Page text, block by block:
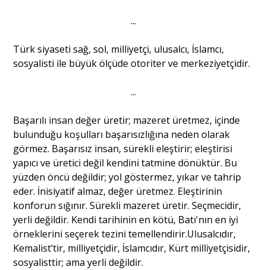
...
Türk siyaseti sağ, sol, milliyetçi, ulusalcı, İslamcı,
sosyalisti ile büyük ölçüde otoriter ve merkeziyetçidir.
...
Başarılı insan değer üretir; mazeret üretmez, içinde
bulunduğu koşulları başarısızlığına neden olarak
görmez. Başarısız insan, sürekli eleştirir; eleştirisi
yapıcı ve üretici değil kendini tatmine dönüktür. Bu
yüzden öncü değildir; yol göstermez, yıkar ve tahrip
eder. İnisiyatif almaz, değer üretmez. Eleştirinin
konforun sığınır. Sürekli mazeret üretir. Seçmecidir,
yerli değildir. Kendi tarihinin en kötü, Batı'nın en iyi
örneklerini seçerek tezini temellendirir.Ulusalcıdır,
Kemalist’tir, milliyetçidir, İslamcıdır, Kürt milliyetçisidir,
sosyalisttir; ama yerli değildir.